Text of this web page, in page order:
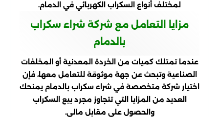
لمختلف أنواع السكراب الكهربائي في الدمام.
مزايا التعامل مع شركة شراء سكراب
بالدمام
عندما تمتلك كميات من الخردة المعدنية أو المخلفات
الصناعية وتبحث عن جهة موثوقة للتعامل معها، فإن
اختيار شركة متخصصة في شراء سكراب بالدمام يمنحك
العديد من المزايا التي تتجاوز مجرد بيع السكراب
والحصول على مقابل مالي.